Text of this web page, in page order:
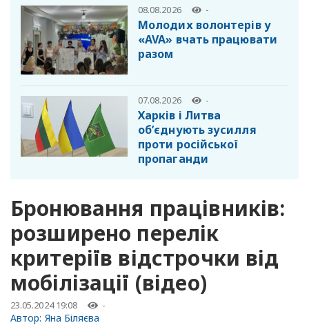
08.08.2026 -
Молодих волонтерів у
«AVA» вчать працювати
разом
07.08.2026 -
Харків і Литва
об’єднують зусилля
проти російської
пропаганди
Бронювання працівників:
розширено перелік
критеріїв відстрочки від
мобілізації (відео)
23.05.2024 19:08 -
Автор: Яна Біляєва